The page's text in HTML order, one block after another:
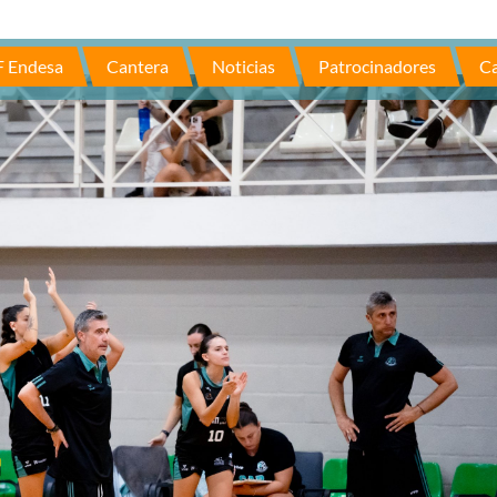
Endesa Cantera Noticias Patrocinadores